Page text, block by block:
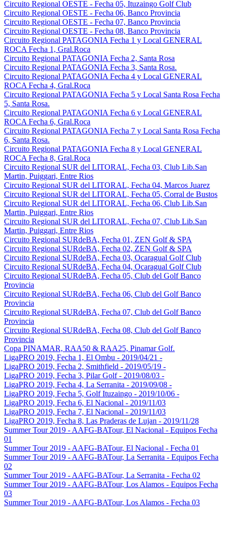
Circuito Regional OESTE - Fecha 05, Ituzaingo Golf Club
Circuito Regional OESTE - Fecha 06, Banco Provincia
Circuito Regional OESTE - Fecha 07, Banco Provincia
Circuito Regional OESTE - Fecha 08, Banco Provincia
Circuito Regional PATAGONIA Fecha 1 y Local GENERAL
ROCA Fecha 1, Gral.Roca
Circuito Regional PATAGONIA Fecha 2, Santa Rosa
Circuito Regional PATAGONIA Fecha 3, Santa Rosa.
Circuito Regional PATAGONIA Fecha 4 y Local GENERAL
ROCA Fecha 4, Gral.Roca
Circuito Regional PATAGONIA Fecha 5 y Local Santa Rosa Fecha
5, Santa Rosa.
Circuito Regional PATAGONIA Fecha 6 y Local GENERAL
ROCA Fecha 6, Gral.Roca
Circuito Regional PATAGONIA Fecha 7 y Local Santa Rosa Fecha
6, Santa Rosa.
Circuito Regional PATAGONIA Fecha 8 y Local GENERAL
ROCA Fecha 8, Gral.Roca
Circuito Regional SUR del LITORAL, Fecha 03, Club Lib.San
Martin, Puiggari, Entre Rios
Circuito Regional SUR del LITORAL, Fecha 04, Marcos Juarez
Circuito Regional SUR del LITORAL, Fecha 05, Corral de Bustos
Circuito Regional SUR del LITORAL, Fecha 06, Club Lib.San
Martin, Puiggari, Entre Rios
Circuito Regional SUR del LITORAL, Fecha 07, Club Lib.San
Martin, Puiggari, Entre Rios
Circuito Regional SURdeBA, Fecha 01, ZEN Golf & SPA
Circuito Regional SURdeBA, Fecha 02, ZEN Golf & SPA
Circuito Regional SURdeBA, Fecha 03, Ocaragual Golf Club
Circuito Regional SURdeBA, Fecha 04, Ocaragual Golf Club
Circuito Regional SURdeBA, Fecha 05, Club del Golf Banco
Provincia
Circuito Regional SURdeBA, Fecha 06, Club del Golf Banco
Provincia
Circuito Regional SURdeBA, Fecha 07, Club del Golf Banco
Provincia
Circuito Regional SURdeBA, Fecha 08, Club del Golf Banco
Provincia
Copa PINAMAR, RAA50 & RAA25, Pinamar Golf.
LigaPRO 2019, Fecha 1, El Ombu - 2019/04/21 -
LigaPRO 2019, Fecha 2, Smithfield - 2019/05/19 -
LigaPRO 2019, Fecha 3, Pilar Golf - 2019/08/03 -
LigaPRO 2019, Fecha 4, La Serranita - 2019/09/08 -
LigaPRO 2019, Fecha 5, Golf Ituzaingo - 2019/10/06 -
LigaPRO 2019, Fecha 6, El Nacional - 2019/11/03
LigaPRO 2019, Fecha 7, El Nacional - 2019/11/03
LigaPRO 2019, Fecha 8, Las Praderas de Lujan - 2019/11/28
Summer Tour 2019 - AAFG-BATour, El Nacional - Equipos Fecha
01
Summer Tour 2019 - AAFG-BATour, El Nacional - Fecha 01
Summer Tour 2019 - AAFG-BATour, La Serranita - Equipos Fecha
02
Summer Tour 2019 - AAFG-BATour, La Serranita - Fecha 02
Summer Tour 2019 - AAFG-BATour, Los Alamos - Equipos Fecha
03
Summer Tour 2019 - AAFG-BATour, Los Alamos - Fecha 03